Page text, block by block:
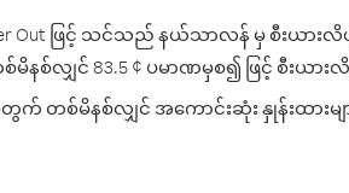
Out ဖြင့် သင်သည် နယ်သာလန် မှ စီးယား
မိနစ်လျှင် 83.5 ¢ ပမာဏမှစ၍ ဖြင့် စီးယ
က် တစ်မိနစ်လျှင် အကောင်းဆုံး နှုန်းထားမ